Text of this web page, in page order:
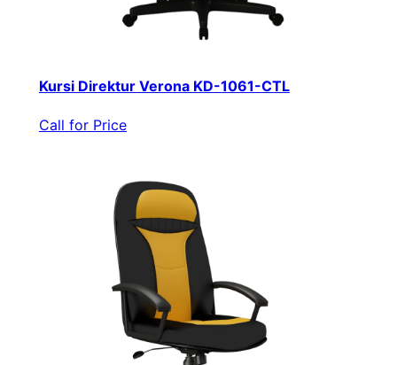
Kursi Direktur Verona KD-1061-CTL
Call for Price